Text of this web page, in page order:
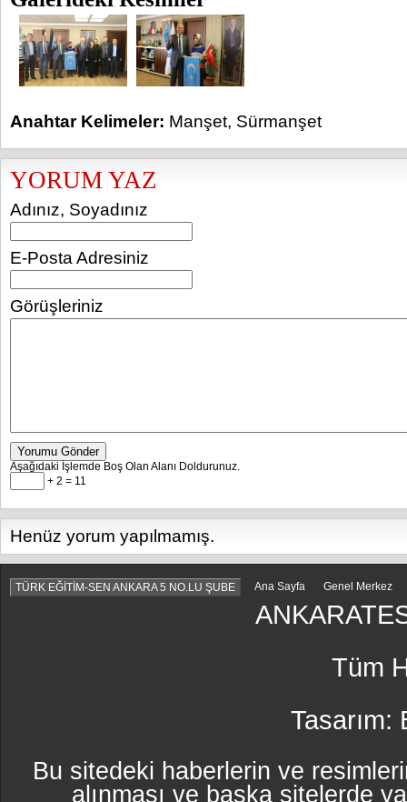
Anahtar Kelimeler: Manşet, Sürmanşet
YORUM YAZ
Adınız, Soyadınız
E-Posta Adresiniz
Görüşleriniz
Yorumu Gönder
Aşağıdaki İşlemde Boş Olan Alanı Doldurunuz.
+ 2 = 11
Henüz yorum yapılmamış.
TÜRK EĞİTİM-SEN ANKARA 5 NO.LU ŞUBE Ana Sayfa Genel Merkez
Tüm
Tasarım:
Bu sitedeki haberlerin ve
alınması ve başka sitelerde